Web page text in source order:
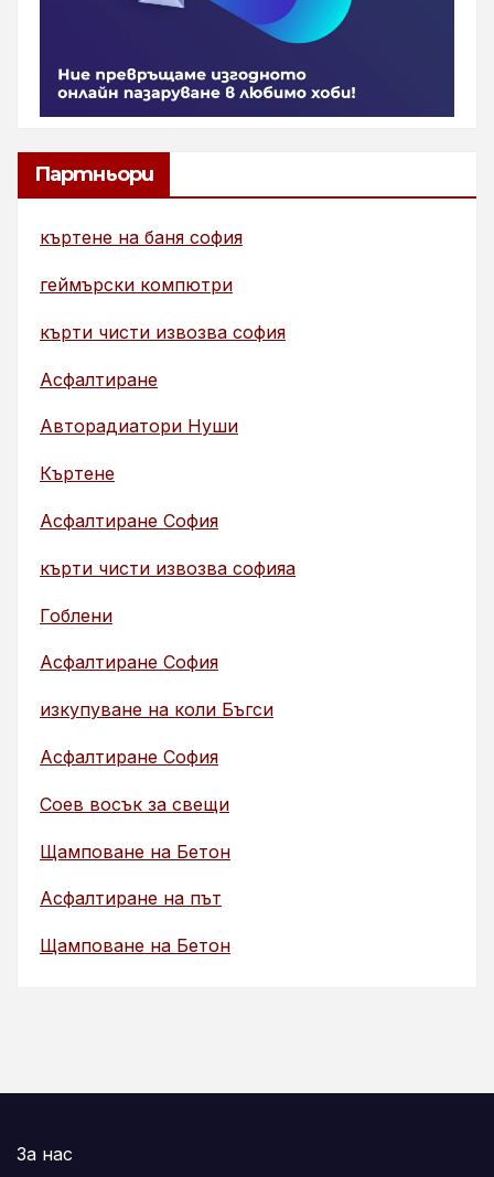
Партньори
къртене на баня софия
геймърски компютри
кърти чисти извозва софия
Асфалтиране
Авторадиатори Нуши
Къртене
Асфалтиране София
кърти чисти извозва софияа
Гоблени
Асфалтиране София
изкупуване на коли Бъгси
Асфалтиране София
Соев восък за свещи
Щамповане на Бетон
Асфалтиране на път
Щамповане на Бетон
За нас